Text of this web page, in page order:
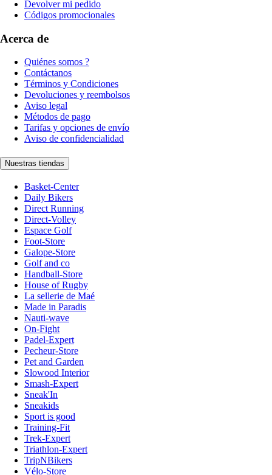
Devolver mi pedido
Códigos promocionales
Acerca de
Quiénes somos ?
Contáctanos
Términos y Condiciones
Devoluciones y reembolsos
Aviso legal
Métodos de pago
Tarifas y opciones de envío
Aviso de confidencialidad
Nuestras tiendas
Basket-Center
Daily Bikers
Direct Running
Direct-Volley
Espace Golf
Foot-Store
Galope-Store
Golf and co
Handball-Store
House of Rugby
La sellerie de Maé
Made in Paradis
Nauti-wave
On-Fight
Padel-Expert
Pecheur-Store
Pet and Garden
Slowood Interior
Smash-Expert
Sneak'In
Sneakids
Sport is good
Training-Fit
Trek-Expert
Triathlon-Expert
TripNBikers
Vélo-Store